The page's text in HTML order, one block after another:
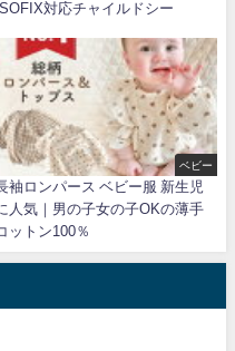
ISOFIX対応チャイルドシー
ベビー
袖ロンパース ベビー服 新生児
人気｜男の子女の子OKの薄手
ットン100％